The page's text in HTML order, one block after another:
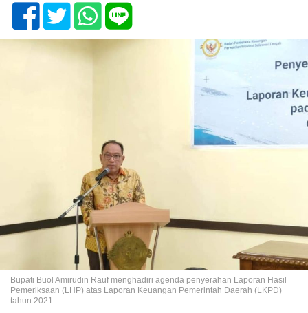
Bupati Buol Amirudin Rauf menghadiri agenda penyerahan Laporan Hasil
Pemeriksaan (LHP) atas Laporan Keuangan Pemerintah Daerah (LKPD)
tahun 2021